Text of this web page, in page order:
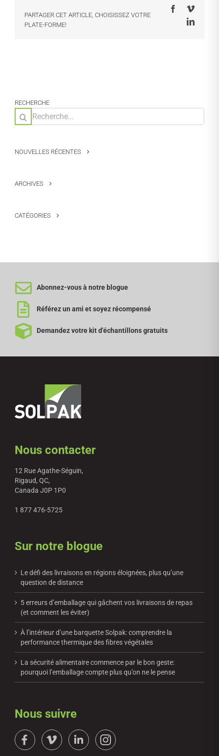
PARTAGER CET ARTICLE, CHOISISSEZ VOTRE
PLATE-FORME!
FacebookVimeo
RECHERCHE
Rechercher:
NOUVELLES RÉCENTES
ARCHIVES
CATÉGORIES
Abonnez-vous à notre blogue
Référez un ami et soyez récompensé
Demandez votre kit d'échantillons gratuits
Nous contacter
12 Rue Agathe-Séguin,
Rigaud, QC,
Canada J0P 1P0
1 877 476-5725
Sur notre blogue
Le défi des livraisons en régions éloignées, plus qu’une
question de distance
5 erreurs d’emballage qui gâchent vos livraisons de repas
(et comment les éviter)
À l’intérieur d’une barquette Solpak: comprendre la
performance thermique des fibres végétales
La sécurité alimentaire commence par le bon geste:
pourquoi l’emballage compte plus qu’on ne le pense
Nous suivre